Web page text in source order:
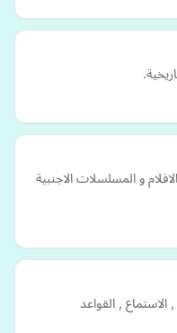
و المسلسلات الاجنبية
الاستماع , القواعد